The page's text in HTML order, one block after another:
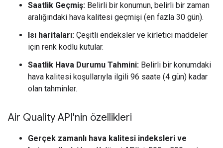
Saatlik Geçmiş: Belirli bir konumun, belirli bir zaman
aralığındaki hava kalitesi geçmişi (en fazla 30 gün).
Isı haritaları: Çeşitli endeksler ve kirletici maddeler
için renk kodlu kutular.
Saatlik Hava Durumu Tahmini: Belirli bir konumdaki
hava kalitesi koşullarıyla ilgili 96 saate (4 gün) kadar
olan tahminler.
Air Quality API'nin özellikleri
Gerçek zamanlı hava kalitesi indeksleri ve